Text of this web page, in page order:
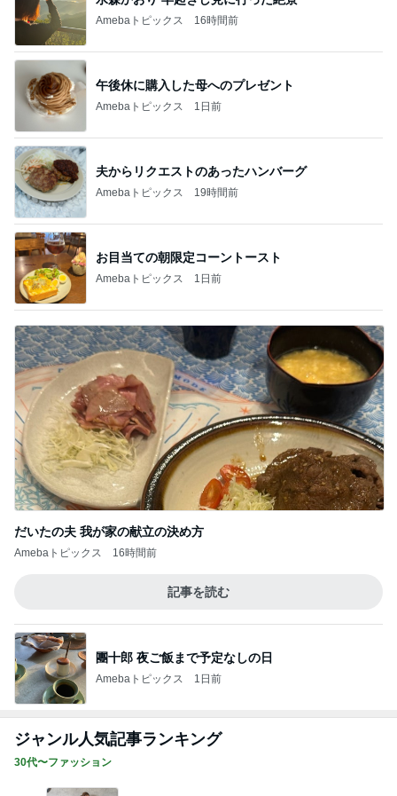
Amebaトピックス 16時間前
午後休に購入した母へのプレゼント
Amebaトピックス 1日前
夫からリクエストのあったハンバーグ
Amebaトピックス 19時間前
お目当ての朝限定コーントースト
Amebaトピックス 1日前
だいたの夫 我が家の献立の決め方
Amebaトピックス 16時間前
記事を読む
團十郎 夜ご飯まで予定なしの日
Amebaトピックス 1日前
ジャンル人気記事ランキング
30代〜ファッション